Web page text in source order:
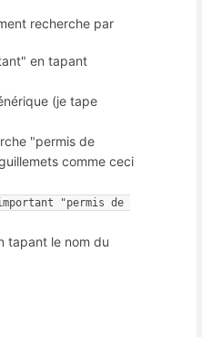
recherche par
en tapant
(je tape
"permis de
comme ceci
"permis de
tapant le nom du